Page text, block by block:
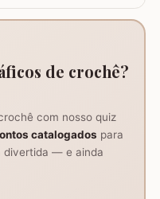
de crochê?
com nosso quiz
catalogados para
divertida — e ainda